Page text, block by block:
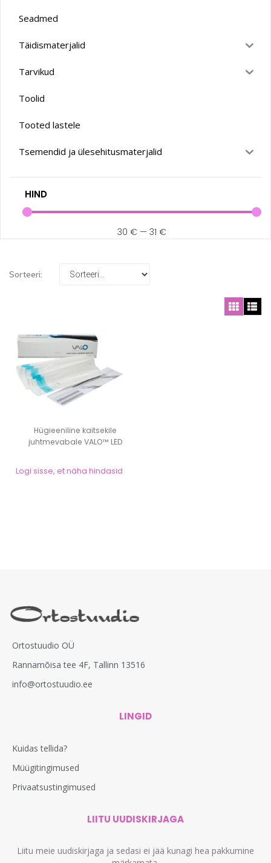
Seadmed
Täidismaterjalid
Tarvikud
Toolid
Tooted lastele
Tsemendid ja ülesehitusmaterjalid
HIND
30 € — 31 €
Sorteeri:
Hügieeniline kaitsekile
juhtmevabale VALO™ LED
Logi sisse, et näha hindasid
Ortostuudio OÜ
Rannamõisa tee 4F, Tallinn 13516
info@ortostuudio.ee
LINGID
Kuidas tellida?
Müügitingimused
Privaatsustingimused
LIITU UUDISKIRJAGA
Liitu meie uudiskirjaga ja sedasi ei jää kunagi hea pakkumine